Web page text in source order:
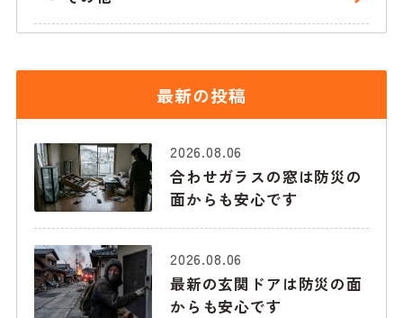
最新の投稿
2026.08.06
合わせガラスの窓は防災の
面からも安心です
2026.08.06
最新の玄関ドアは防災の面
からも安心です